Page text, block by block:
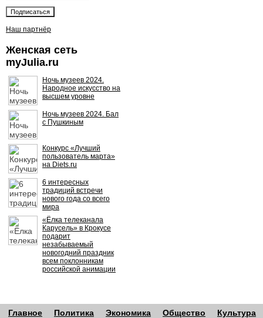
Наш партнёр
Женская сеть
myJulia.ru
Ночь музеев 2024.
Народное искусство на
высшем уровне
Ночь музеев 2024. Бал
с Пушкиным
Конкурс «Лучший
пользователь марта»
на Diets.ru
6 интересных
традиций встречи
нового года со всего
мира
«Ёлка телеканала
Карусель» в Крокусе
подарит
незабываемый
новогодний праздник
всем поклонникам
российской анимации
Главное Политика Экономика Общество Культура